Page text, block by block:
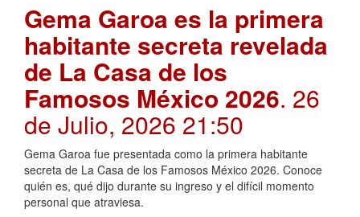
Gema Garoa es la primera
habitante secreta revelada
de La Casa de los
Famosos México 2026. 26
de Julio, 2026 21:50
Gema Garoa fue presentada como la primera habitante
secreta de La Casa de los Famosos México 2026. Conoce
quién es, qué dijo durante su ingreso y el difícil momento
personal que atraviesa.